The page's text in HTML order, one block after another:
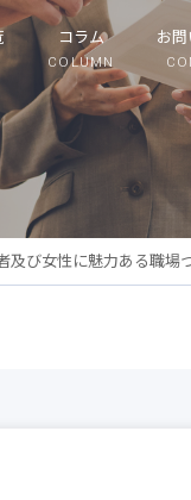
コラム
COLUMN
お問
び女性に魅力ある職場